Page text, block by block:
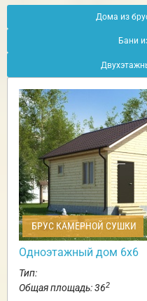
Дома из
Бани
БРУС КАМЕРНОЙ СУШКИ
Одноэтажный дом 6х6
Тип:
Общая площадь: 362